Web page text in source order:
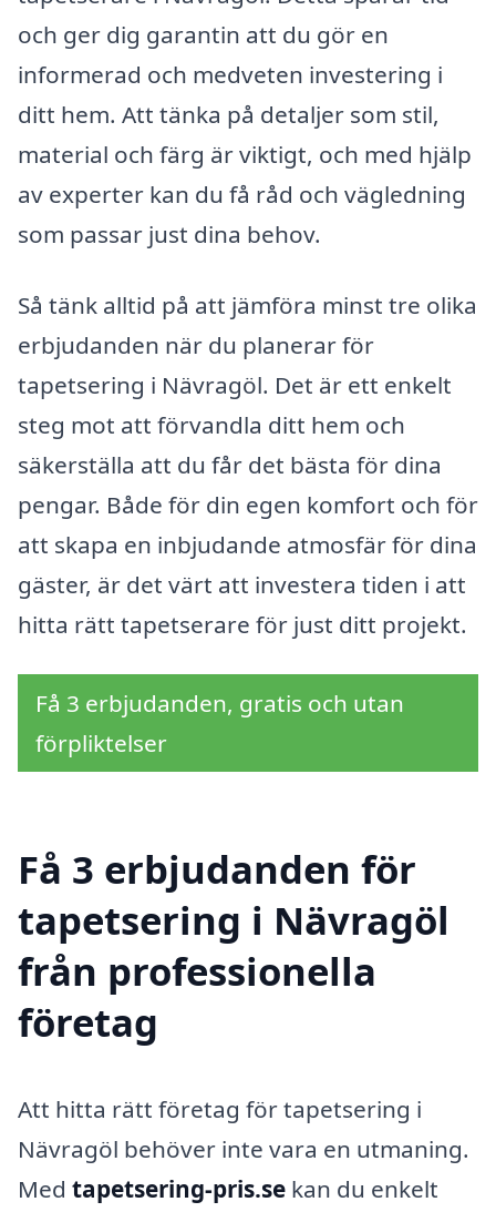
och ger dig garantin att du gör en
informerad och medveten investering i
ditt hem. Att tänka på detaljer som stil,
material och färg är viktigt, och med hjälp
av experter kan du få råd och vägledning
som passar just dina behov.
Så tänk alltid på att jämföra minst tre olika
erbjudanden när du planerar för
tapetsering i Nävragöl. Det är ett enkelt
steg mot att förvandla ditt hem och
säkerställa att du får det bästa för dina
pengar. Både för din egen komfort och för
att skapa en inbjudande atmosfär för dina
gäster, är det värt att investera tiden i att
hitta rätt tapetserare för just ditt projekt.
Få 3 erbjudanden, gratis och utan
förpliktelser
Få 3 erbjudanden för
tapetsering i Nävragöl
från professionella
företag
Att hitta rätt företag för tapetsering i
Nävragöl behöver inte vara en utmaning.
Med tapetsering-pris.se kan du enkelt